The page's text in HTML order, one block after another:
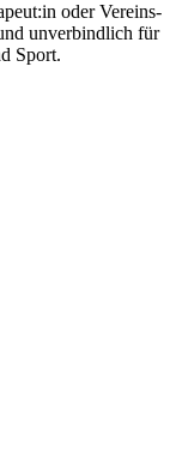
oder Ver­eins-
unver­bind­lich für
Sport.